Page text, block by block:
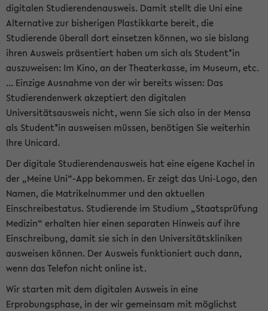
digitalen Studierendenausweis. Damit stellt die Uni eine
Alternative zur bisherigen Plastikkarte bereit, die
Studierende überall dort einsetzen können, wo sie bislang
ihren Ausweis präsentiert haben um sich als Student*in
auszuweisen: Im Kino, an der Theaterkasse, im Museum, etc.
... Einzige Ausnahme von der wir bereits wissen: Das
Studierendenwerk akzeptiert den digitalen
Universitätsausweis nicht, wenn Sie sich also in der Mensa
als Student*in ausweisen müssen, benötigen Sie weiterhin
Ihre Unicard.
Der digitale Studierendenausweis hat eine eigene Kachel in
der „Meine Uni“-App bekommen. Er zeigt das Uni-Logo, den
Namen, die Matrikelnummer und den aktuellen
Einschreibestatus. Studierende im Studium „Staatsprüfung
Medizin“ erhalten hier einen separaten Hinweis auf ihre
Einschreibung, damit sie sich in den Universitätskliniken
ausweisen können. Der Ausweis funktioniert auch dann,
wenn das Telefon nicht online ist.
Wir starten mit dem digitalen Ausweis in eine
Erprobungsphase, in der wir gemeinsam mit möglichst